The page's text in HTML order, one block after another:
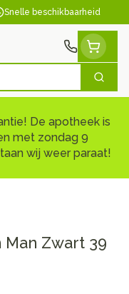
Snelle beschikbaarheid
Zoek
De apotheek is
met zondag 9
wij weer paraat!
Zwart 39